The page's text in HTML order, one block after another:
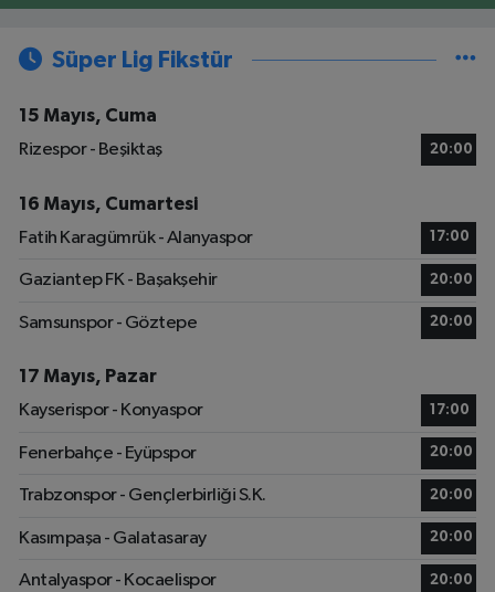
Süper Lig Fikstür
15 Mayıs, Cuma
Rizespor - Beşiktaş
20:00
16 Mayıs, Cumartesi
Fatih Karagümrük - Alanyaspor
17:00
Gaziantep FK - Başakşehir 20:00
Samsunspor - Göztepe 20:00
17 Mayıs, Pazar
Kayserispor - Konyaspor
17:00
Fenerbahçe - Eyüpspor 20:00
Trabzonspor - Gençlerbirliği S.K. 20:00
Kasımpaşa - Galatasaray 20:00
Antalyaspor - Kocaelispor 20:00